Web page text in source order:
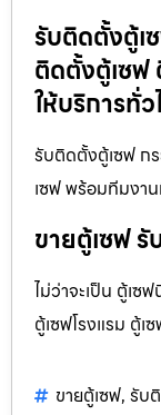
รับติดตั้งตู้เ
ติดตั้งตู้เซฟ
ให้บริการทั่ว
รับติดตั้งตู้เซฟ ก
เซฟ พร้อมทีมงา
ขายตู้เซฟ
ไม่ว่าจะเป็น ตู้เ
ตู้เซฟโรงแรม ตู้เ
ขายตู้เซฟ, รับ